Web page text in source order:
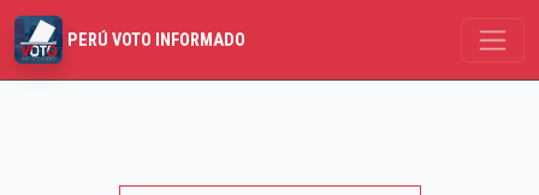
PERÚ VOTO INFORMADO